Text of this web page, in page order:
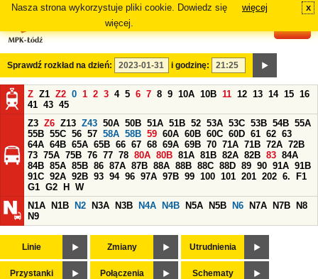
Nasza strona wykorzystuje pliki cookie. Dowiedz się
więcej.
więcej x
Sprawdź rozkład na dzień: i godzinę:
Z Z1 Z2 0 1 2 3 4 5 6 7 8 9 10A 10B 11 12 13 14 15 16
41 43 45
Z3 Z6 Z13 Z43 50A 50B 51A 51B 52 53A 53C 53B 54B 55A
55B 55C 56 57 58A 58B 59 60A 60B 60C 60D 61 62 63
64A 64B 65A 65B 66 67 68 69A 69B 70 71A 71B 72A 72B
73 75A 75B 76 77 78 80A 80B 81A 81B 82A 82B 83 84A
84B 85A 85B 86 87A 87B 88A 88B 88C 88D 89 90 91A 91B
91C 92A 92B 93 94 96 97A 97B 99 100 101 201 202 6.
F1
G1 G2 H
W
N1A
N1B N2 N3A N3B N4A N4B N5A N5B N6 N7A N7B
N8
N9
Linie Zmiany Utrudnienia
Przystanki Połączenia Schematy